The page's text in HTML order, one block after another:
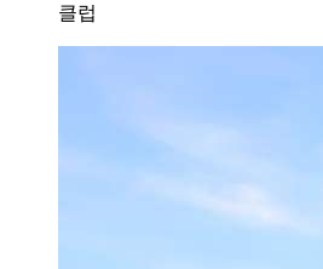
클럽